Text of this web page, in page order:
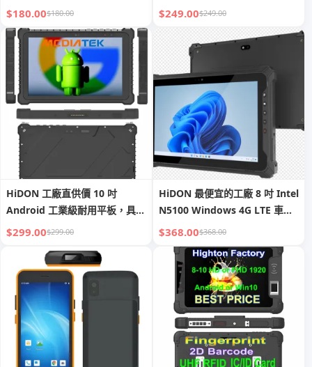
二維條碼掃描器，具 NFC，適用
於醫療行業
$180.00$180.00
腦 Android 11 指紋識別 具備
NFC 8000mAh 條碼掃描器
UHF RFID RJ45
$249.00$249.00
HiDON 工廠直供價 10 吋
Android 工業級耐用平板，具
RJ45、NFC、條碼掃描、車載充
$299.00$299.00
HiDON 最便宜的工廠 8 吋 Intel
N5100 Windows 4G LTE 車載
耐用平板電腦，附車用支架與充
電器，具 NFC 與 2D 掃描器
$368.00$368.00